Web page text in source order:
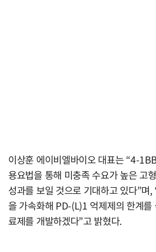
이상훈 에이비엘바이오 대표는 “4-
용요법을 통해 미충족 수요가 높은 고
성과를 보일 것으로 기대하고 있다”며
을 가속화해 PD-(L)1 억제제의 한계를
료제를 개발하겠다”고 밝혔다.